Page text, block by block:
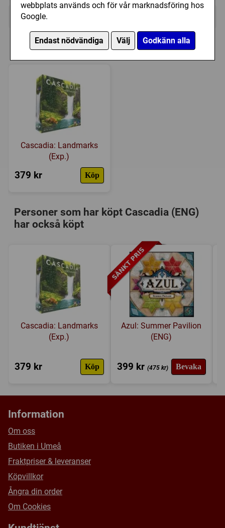
webbplats används och för vår marknadsföring hos
Google.
Endast nödvändiga Välj Godkänn alla
25 Nature Tokens
20 Wildlife Scoring Cards
1 Family Variant Scoring Card
1 Deluxe Cloth Bag
1 Rulebook
Övrig information
Speltyp: Familjespel
Kategori: Abstrakt strategi ,Djur,Pussel,Hexrutor,
Mönster (Se / Göra),Placera brickor
Tillverkare:
Länkar:
Regler,Tillverkarens hemsida
BoardGameGeek
Försälj. rank:216/18139
Expansioner till Cascadia (ENG)
Cascadia: Landmarks
(Exp.)
379 kr Köp
Personer som har köpt Cascadia (ENG)
har också köpt
Cascadia: Landmarks
(Exp.)
379 kr Köp
Azul: Summer Pavilion
(ENG)
399 kr (475 kr) Bevaka
Information
Om oss
Butiken i Umeå
Fraktpriser & leveranser
Köpvillkor
Ångra din order
Om Cookies